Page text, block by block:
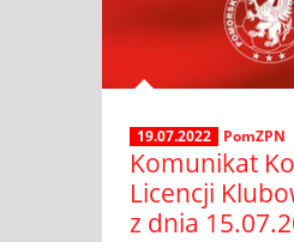
19.07.2022 PomZPN
Komunikat
Licencji
z dnia